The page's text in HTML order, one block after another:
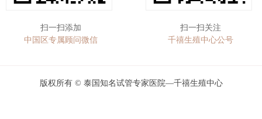
扫一扫添加
中国区专属顾问微信
扫一扫关注
千禧生殖中心公号
版权所有 © 泰国知名试管专家医院—千禧生殖中心